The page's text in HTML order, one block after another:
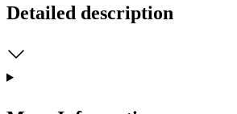
Detailed description